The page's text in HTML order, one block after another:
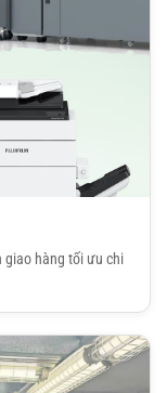
giao hàng tối ưu chi